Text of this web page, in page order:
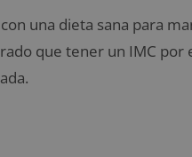
una dieta sana para
que tener un IMC por